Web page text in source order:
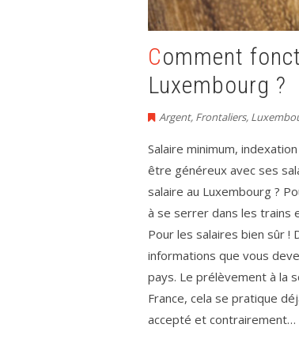
Comment fonctionnent les salaires au
Luxembourg ?
Argent, Frontaliers,
Salaire minimum,
être généreux avec ses
salaire au Luxembourg ?
à se serrer dans les trains
Pour les salaires bien sûr !
informations que vous
pays. Le prélèvement à la
France, cela se pratique
accepté et contrairement…